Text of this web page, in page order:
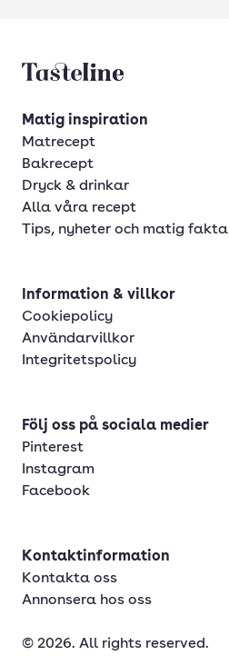
Tasteline startsida
Matig inspiration
Matrecept
Bakrecept
Dryck & drinkar
Alla våra recept
Tips, nyheter och matig fakta
Information & villkor
Cookiepolicy
Användarvillkor
Integritetspolicy
Följ oss på sociala medier
Pinterest
Instagram
Facebook
Kontaktinformation
Kontakta oss
Annonsera hos oss
© 2026. All rights reserved.